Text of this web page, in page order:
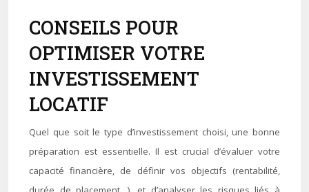
CONSEILS POUR
OPTIMISER VOTRE
INVESTISSEMENT
LOCATIF
Quel que soit le type d’investissement choisi, une bonne
préparation est essentielle. Il est crucial d’évaluer votre
capacité financière, de définir vos objectifs (rentabilité,